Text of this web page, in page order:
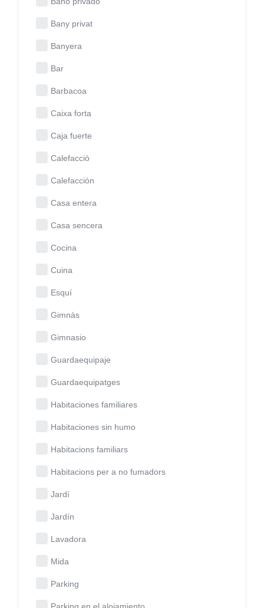
Bany privat
Banyera
Bar
Barbacoa
Caixa forta
Caja fuerte
Calefacció
Calefacción
Casa entera
Casa sencera
Cocina
Cuina
Esquí
Gimnàs
Gimnasio
Guardaequipaje
Guardaequipatges
Habitaciones familiares
Habitaciones sin humo
Habitacions familiars
Habitacions per a no fumadors
Jardí
Jardín
Lavadora
Mida
Parking